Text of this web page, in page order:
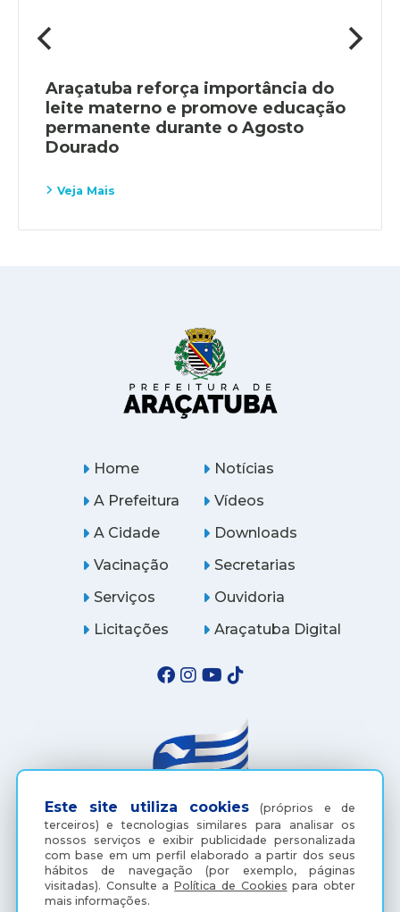
Araçatuba reforça importância do
leite materno e promove educação
permanente durante o Agosto
Dourado
Veja Mais
Este site utiliza cookies (próprios e de
terceiros) e tecnologias similares para analisar os
nossos serviços e exibir publicidade personalizada
com base em um perfil elaborado a partir dos seus
hábitos de navegação (por exemplo, páginas
visitadas). Consulte aPolítica de Cookies para obter
mais informações.
Home
A Prefeitura
A Cidade
Notícias
Vídeos
Downloads
Vacinação
Serviços
Licitações
Secretarias
Ouvidoria
Araçatuba Digital
(18) 3607-6500